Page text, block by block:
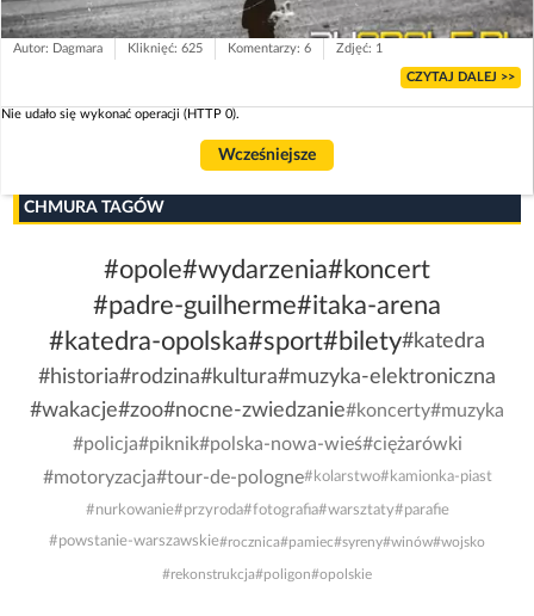
Autor: Dagmara Kliknięć: 625 Komentarzy: 6 Zdjęć: 1
CZYTAJ DALEJ >>
Nie udało się wykonać operacji (HTTP 0).
Wcześniejsze
CHMURA TAGÓW
#opole#wydarzenia#koncert
#padre-guilherme#itaka-arena
#katedra-opolska#sport#bilety#katedra
#historia#rodzina#kultura#muzyka-elektroniczna
#wakacje#zoo#nocne-zwiedzanie#koncerty#muzyka
#policja#piknik#polska-nowa-wieś#ciężarówki
#motoryzacja#tour-de-pologne#kolarstwo#kamionka-piast
#nurkowanie#przyroda#fotografia#warsztaty#parafie
#powstanie-warszawskie#rocznica#pamiec#syreny#winów#wojsko
#rekonstrukcja#poligon#opolskie